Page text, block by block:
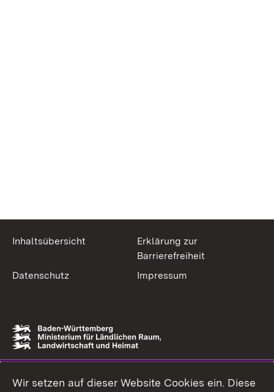
Inhaltsübersicht
Erklärung zur
Barrierefreiheit
Datenschutz
Impressum
Wir setzen auf dieser Website Cookies ein. Diese